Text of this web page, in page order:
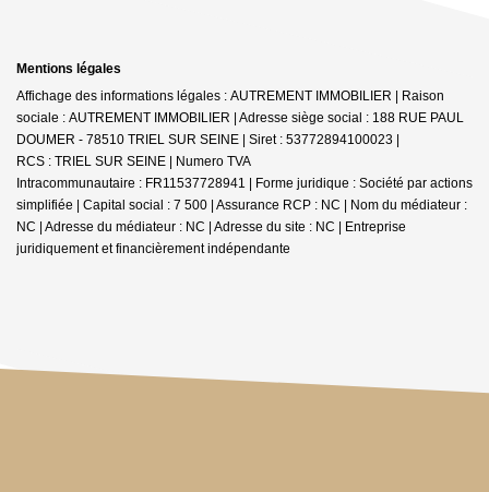
Mentions légales
Affichage des informations légales : AUTREMENT IMMOBILIER | Raison
sociale : AUTREMENT IMMOBILIER | Adresse siège social : 188 RUE PAUL
DOUMER - 78510 TRIEL SUR SEINE | Siret : 53772894100023 |
RCS : TRIEL SUR SEINE | Numero TVA
Intracommunautaire : FR11537728941 | Forme juridique : Société par actions
simplifiée | Capital social : 7 500 | Assurance RCP : NC | Nom du médiateur :
NC | Adresse du médiateur : NC | Adresse du site : NC | Entreprise
juridiquement et financièrement indépendante